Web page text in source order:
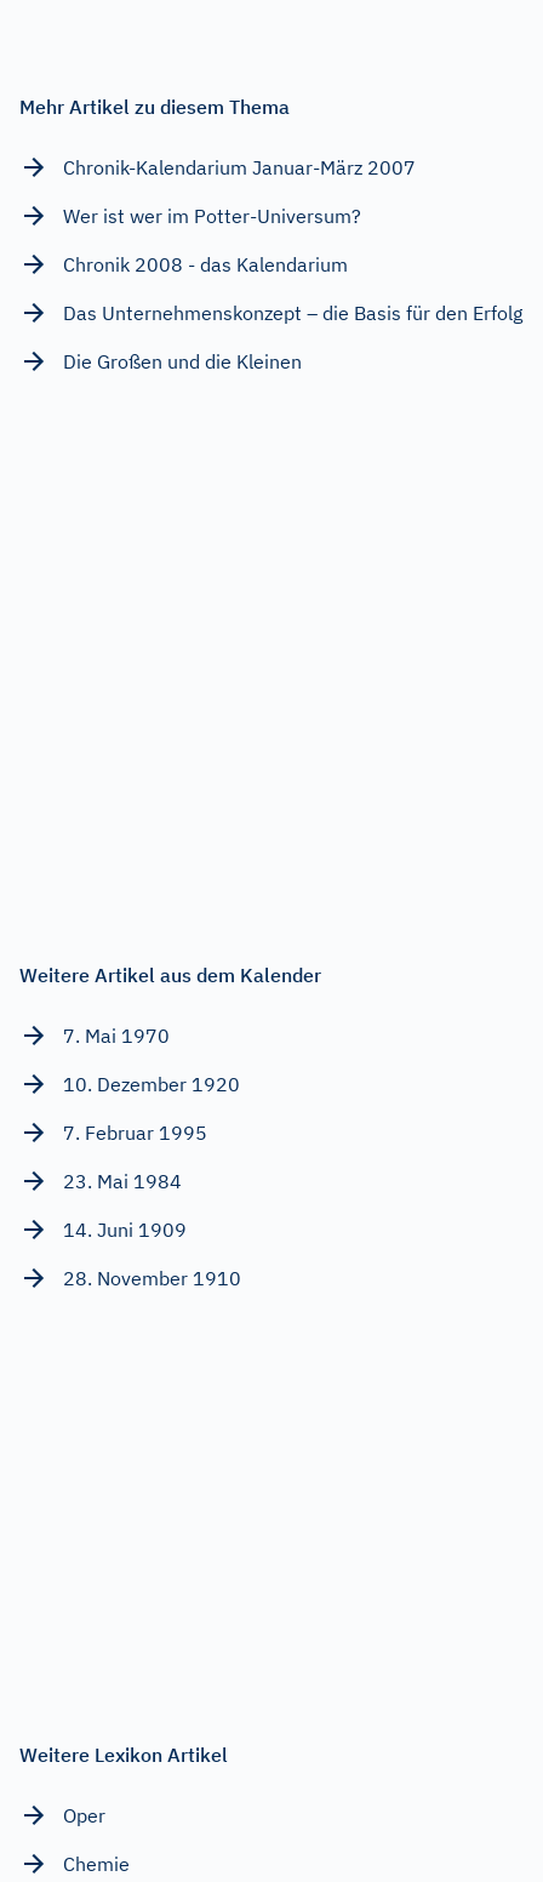
Mehr Artikel zu diesem Thema
Chronik-Kalendarium Januar-März 2007
Wer ist wer im Potter-Universum?
Chronik 2008 - das Kalendarium
Das Unternehmenskonzept – die Basis für den Erfolg
Die Großen und die Kleinen
Weitere Artikel aus dem Kalender
7. Mai 1970
10. Dezember 1920
7. Februar 1995
23. Mai 1984
14. Juni 1909
28. November 1910
Weitere Lexikon Artikel
Oper
Chemie